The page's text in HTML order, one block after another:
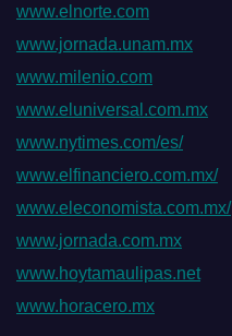
www.elnorte.com
www.jornada.unam.mx
www.milenio.com
www.eluniversal.com.mx
www.nytimes.com/es/
www.elfinanciero.com.mx/
www.eleconomista.com.mx/
www.jornada.com.mx
www.hoytamaulipas.net
www.horacero.mx